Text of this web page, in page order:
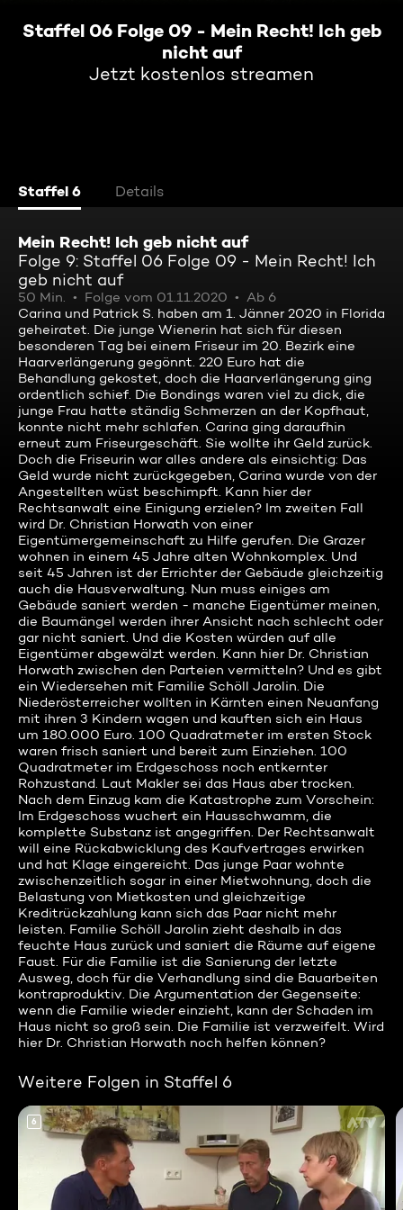
Staffel 06 Folge 09 - Mein Recht! Ich geb
nicht auf
Jetzt kostenlos streamen
Staffel 6 Details
Mein Recht! Ich geb nicht auf
Folge 9: Staffel 06 Folge 09 - Mein Recht! Ich
geb nicht auf
50 Min. Folge vom 01.11.2020
Ab 6
Carina und Patrick S. haben am 1. Jänner 2020 in Florida
geheiratet. Die junge Wienerin hat sich für diesen
besonderen Tag bei einem Friseur im 20. Bezirk eine
Haarverlängerung gegönnt. 220 Euro hat die
Behandlung gekostet, doch die Haarverlängerung ging
ordentlich schief. Die Bondings waren viel zu dick, die
junge Frau hatte ständig Schmerzen an der Kopfhaut,
konnte nicht mehr schlafen. Carina ging daraufhin
erneut zum Friseurgeschäft. Sie wollte ihr Geld zurück.
Doch die Friseurin war alles andere als einsichtig: Das
Geld wurde nicht zurückgegeben, Carina wurde von der
Angestellten wüst beschimpft. Kann hier der
Rechtsanwalt eine Einigung erzielen? Im zweiten Fall
wird Dr. Christian Horwath von einer
Eigentümergemeinschaft zu Hilfe gerufen. Die Grazer
wohnen in einem 45 Jahre alten Wohnkomplex. Und
seit 45 Jahren ist der Errichter der Gebäude gleichzeitig
auch die Hausverwaltung. Nun muss einiges am
Gebäude saniert werden - manche Eigentümer meinen,
die Baumängel werden ihrer Ansicht nach schlecht oder
gar nicht saniert. Und die Kosten würden auf alle
Eigentümer abgewälzt werden. Kann hier Dr. Christian
Horwath zwischen den Parteien vermitteln? Und es gibt
ein Wiedersehen mit Familie Schöll Jarolin. Die
Niederösterreicher wollten in Kärnten einen Neuanfang
mit ihren 3 Kindern wagen und kauften sich ein Haus
um 180.000 Euro. 100 Quadratmeter im ersten Stock
waren frisch saniert und bereit zum Einziehen. 100
Quadratmeter im Erdgeschoss noch entkernter
Rohzustand. Laut Makler sei das Haus aber trocken.
Nach dem Einzug kam die Katastrophe zum Vorschein:
Im Erdgeschoss wuchert ein Hausschwamm, die
komplette Substanz ist angegriffen. Der Rechtsanwalt
will eine Rückabwicklung des Kaufvertrages erwirken
und hat Klage eingereicht. Das junge Paar wohnte
zwischenzeitlich sogar in einer Mietwohnung, doch die
Belastung von Mietkosten und gleichzeitige
Kreditrückzahlung kann sich das Paar nicht mehr
leisten. Familie Schöll Jarolin zieht deshalb in das
feuchte Haus zurück und saniert die Räume auf eigene
Faust. Für die Familie ist die Sanierung der letzte
Ausweg, doch für die Verhandlung sind die Bauarbeiten
kontraproduktiv. Die Argumentation der Gegenseite:
wenn die Familie wieder einzieht, kann der Schaden im
Haus nicht so groß sein. Die Familie ist verzweifelt. Wird
hier Dr. Christian Horwath noch helfen können?
Weitere Folgen in Staffel 6
6